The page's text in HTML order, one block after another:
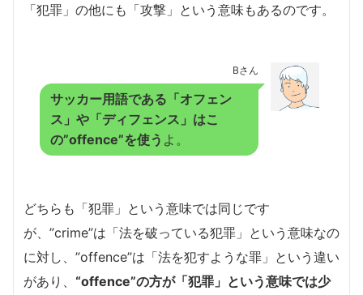
「犯罪」の他にも「攻撃」という意味もあるのです。
Bさん
サッカー用語である「オフェン
ス」や「ディフェンス」はこ
の”offence”を使う よ。
どちらも「犯罪」という意味では同じです
が、”crime”は「法を破っている犯罪」という意味なの
に対し、”offence”は「法を犯すような罪」という違い
があり、 “offence”の方が「犯罪」という意味では少